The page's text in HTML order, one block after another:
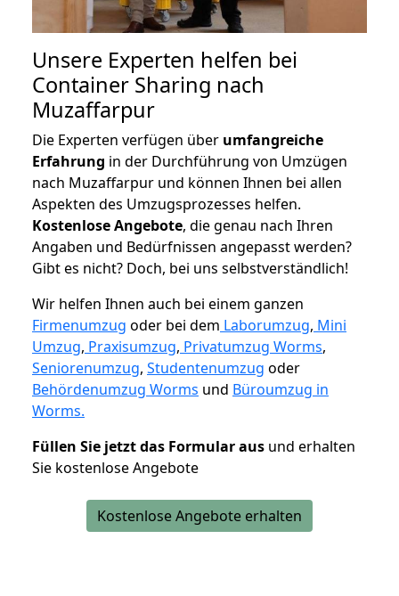
Unsere Experten helfen bei
Container Sharing nach
Muzaffarpur
Die Experten verfügen über umfangreiche
Erfahrung in der Durchführung von Umzügen
nach Muzaffarpur und können Ihnen bei allen
Aspekten des Umzugsprozesses helfen.
Kostenlose Angebote, die genau nach Ihren
Angaben und Bedürfnissen angepasst werden?
Gibt es nicht? Doch, bei uns selbstverständlich!
Wir helfen Ihnen auch bei einem ganzen
Firmenumzug oder bei dem Laborumzug, Mini
Umzug, Praxisumzug, Privatumzug Worms,
Seniorenumzug, Studentenumzug oder
Behördenumzug Worms und Büroumzug in
Worms.
Füllen Sie jetzt das Formular aus und erhalten
Sie kostenlose Angebote
Kostenlose Angebote erhalten